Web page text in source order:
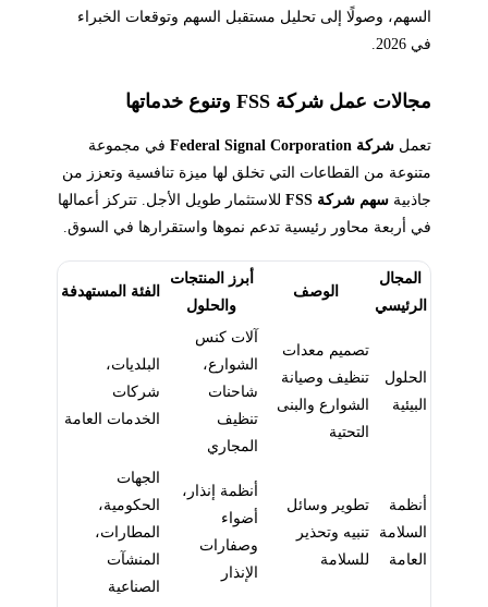
السهم، وصولًا إلى تحليل مستقبل السهم وتوقعات الخبراء
في 2026.
مجالات عمل شركة FSS وتنوع خدماتها
تعمل شركة Federal Signal Corporation
في مجموعة
متنوعة من القطاعات التي تخلق لها ميزة تنافسية وتعزز من
جاذبية سهم شركة FSS
للاستثمار طويل الأجل. تتركز أعمالها
في أربعة محاور رئيسية تدعم نموها واستقرارها في السوق.
المجال
الرئيسي
الوصف
أبرز المنتجات
والحلول
الفئة المستهدفة
الحلول
البيئية
تصميم معدات
تنظيف وصيانة
الشوارع والبنى
التحتية
آلات كنس
الشوارع،
شاحنات
تنظيف
المجاري
البلديات،
شركات
الخدمات العامة
أنظمة
السلامة
العامة
تطوير وسائل
تنبيه وتحذير
للسلامة
أنظمة إنذار،
أضواء
وصفارات
الإنذار
الجهات
الحكومية،
المطارات،
المنشآت
الصناعية